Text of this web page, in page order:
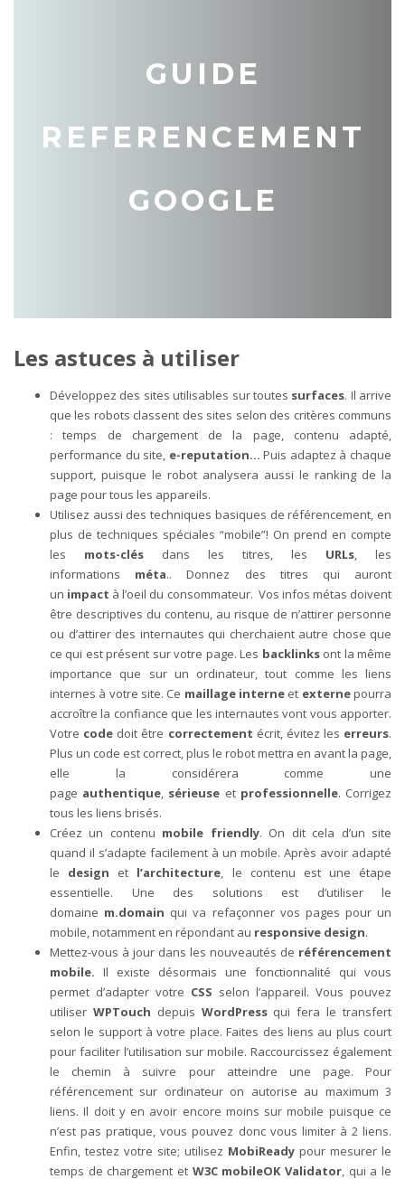
GUIDE
REFERENCEMENT
GOOGLE
Les astuces à utiliser
Développez des sites utilisables sur toutes surfaces. Il arrive
que les robots classent des sites selon des critères communs
: temps de chargement de la page, contenu adapté,
performance du site, e-reputation…Puis adaptez à chaque
support, puisque le robot analysera aussi le ranking de la
page pour tous les appareils.
Utilisez aussi des techniques basiques de référencement, en
plus de techniques spéciales “mobile”! On prend en compte
les mots-clés dans les titres, les URLs, les
informations méta.. Donnez des titres qui auront
un impact à l’oeil du consommateur. Vos infos métas doivent
être descriptives du contenu, au risque de n’attirer personne
ou d’attirer des internautes qui cherchaient autre chose que
ce qui est présent sur votre page. Les backlinks ont la même
importance que sur un ordinateur, tout comme les liens
internes à votre site. Ce maillage interne et externepourra
accroître la confiance que les internautes vont vous apporter.
Votre code doit être correctement écrit, évitez les erreurs.
Plus un code est correct, plus le robot mettra en avant la page,
elle la considérera comme une
page authentique, sérieuse et professionnelle. Corrigez
tous les liens brisés.
Créez un contenu mobile friendly. On dit cela d’un site
quand il s’adapte facilement à un mobile. Après avoir adapté
le design et l’architecture, le contenu est une étape
essentielle. Une des solutions est d’utiliser le
domaine m.domain qui va refaçonner vos pages pour un
mobile, notamment en répondant au responsive design.
Mettez-vous à jour dans les nouveautés de référencement
mobile. Il existe désormais une fonctionnalité qui vous
permet d’adapter votre CSS selon l’appareil. Vous pouvez
utiliser WPTouch depuis WordPress qui fera le transfert
selon le support à votre place. Faites des liens au plus court
pour faciliter l’utilisation sur mobile. Raccourcissez également
le chemin à suivre pour atteindre une page. Pour
référencement sur ordinateur on autorise au maximum 3
liens. Il doit y en avoir encore moins sur mobile puisque ce
n’est pas pratique, vous pouvez donc vous limiter à 2 liens.
Enfin, testez votre site; utilisez MobiReady pour mesurer le
temps de chargement et W3C mobileOK Validator, qui a le